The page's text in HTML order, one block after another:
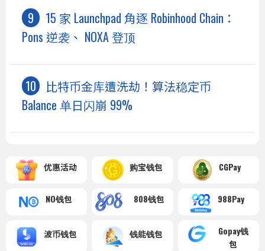
15 家 Launchpad 角逐 Robinhood Chain：
Pons 逆袭、 NOXA 登顶
比特币金库遭洗劫！算法稳定币
Balance 单日闪崩 99%
优惠活动 购宝钱包 CGPay
NO钱包 808钱包 988Pay
波币钱包 钱能钱包
Gopay钱
包